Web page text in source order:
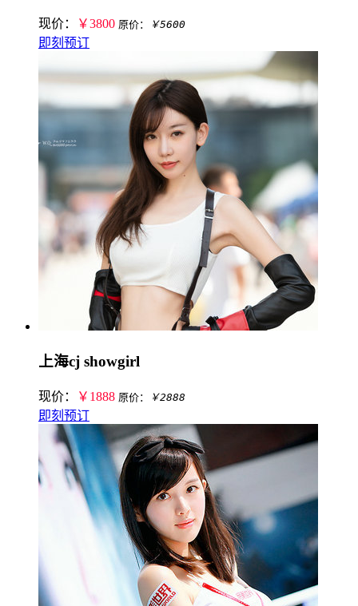
现价： ￥3800 原价： ￥5600
即刻预订
上海cj showgirl
现价： ￥1888 原价： ￥2888
即刻预订